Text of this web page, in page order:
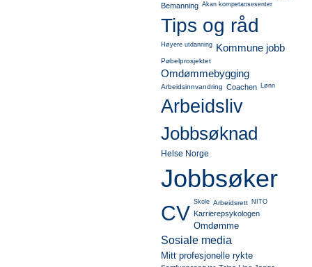
Bemanning Akan kompetansesenter
Tips og råd
Høyere utdanning Kommune jobb
Pøbelprosjektet
Omdømmebygging
Arbeidsinnvandring Coachen Lønn
Arbeidsliv
Jobbsøknad
Helse Norge
Jobbsøker
CV Skole Arbeidsrett NITO
Karrierepsykologen
Omdømme
Sosiale media
Mitt profesjonelle rykte